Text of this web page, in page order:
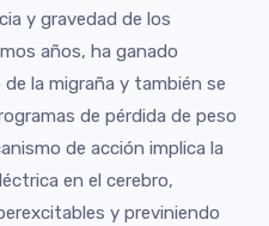
y gravedad de los
años, ha ganado
la migraña y también se
de pérdida de peso
de acción implica la
en el cerebro,
y previniendo